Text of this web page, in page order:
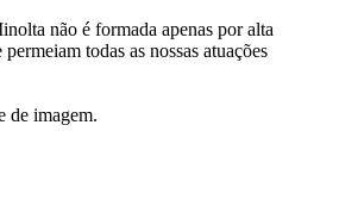
não é formada apenas por alta
todas as nossas atuações
de imagem.